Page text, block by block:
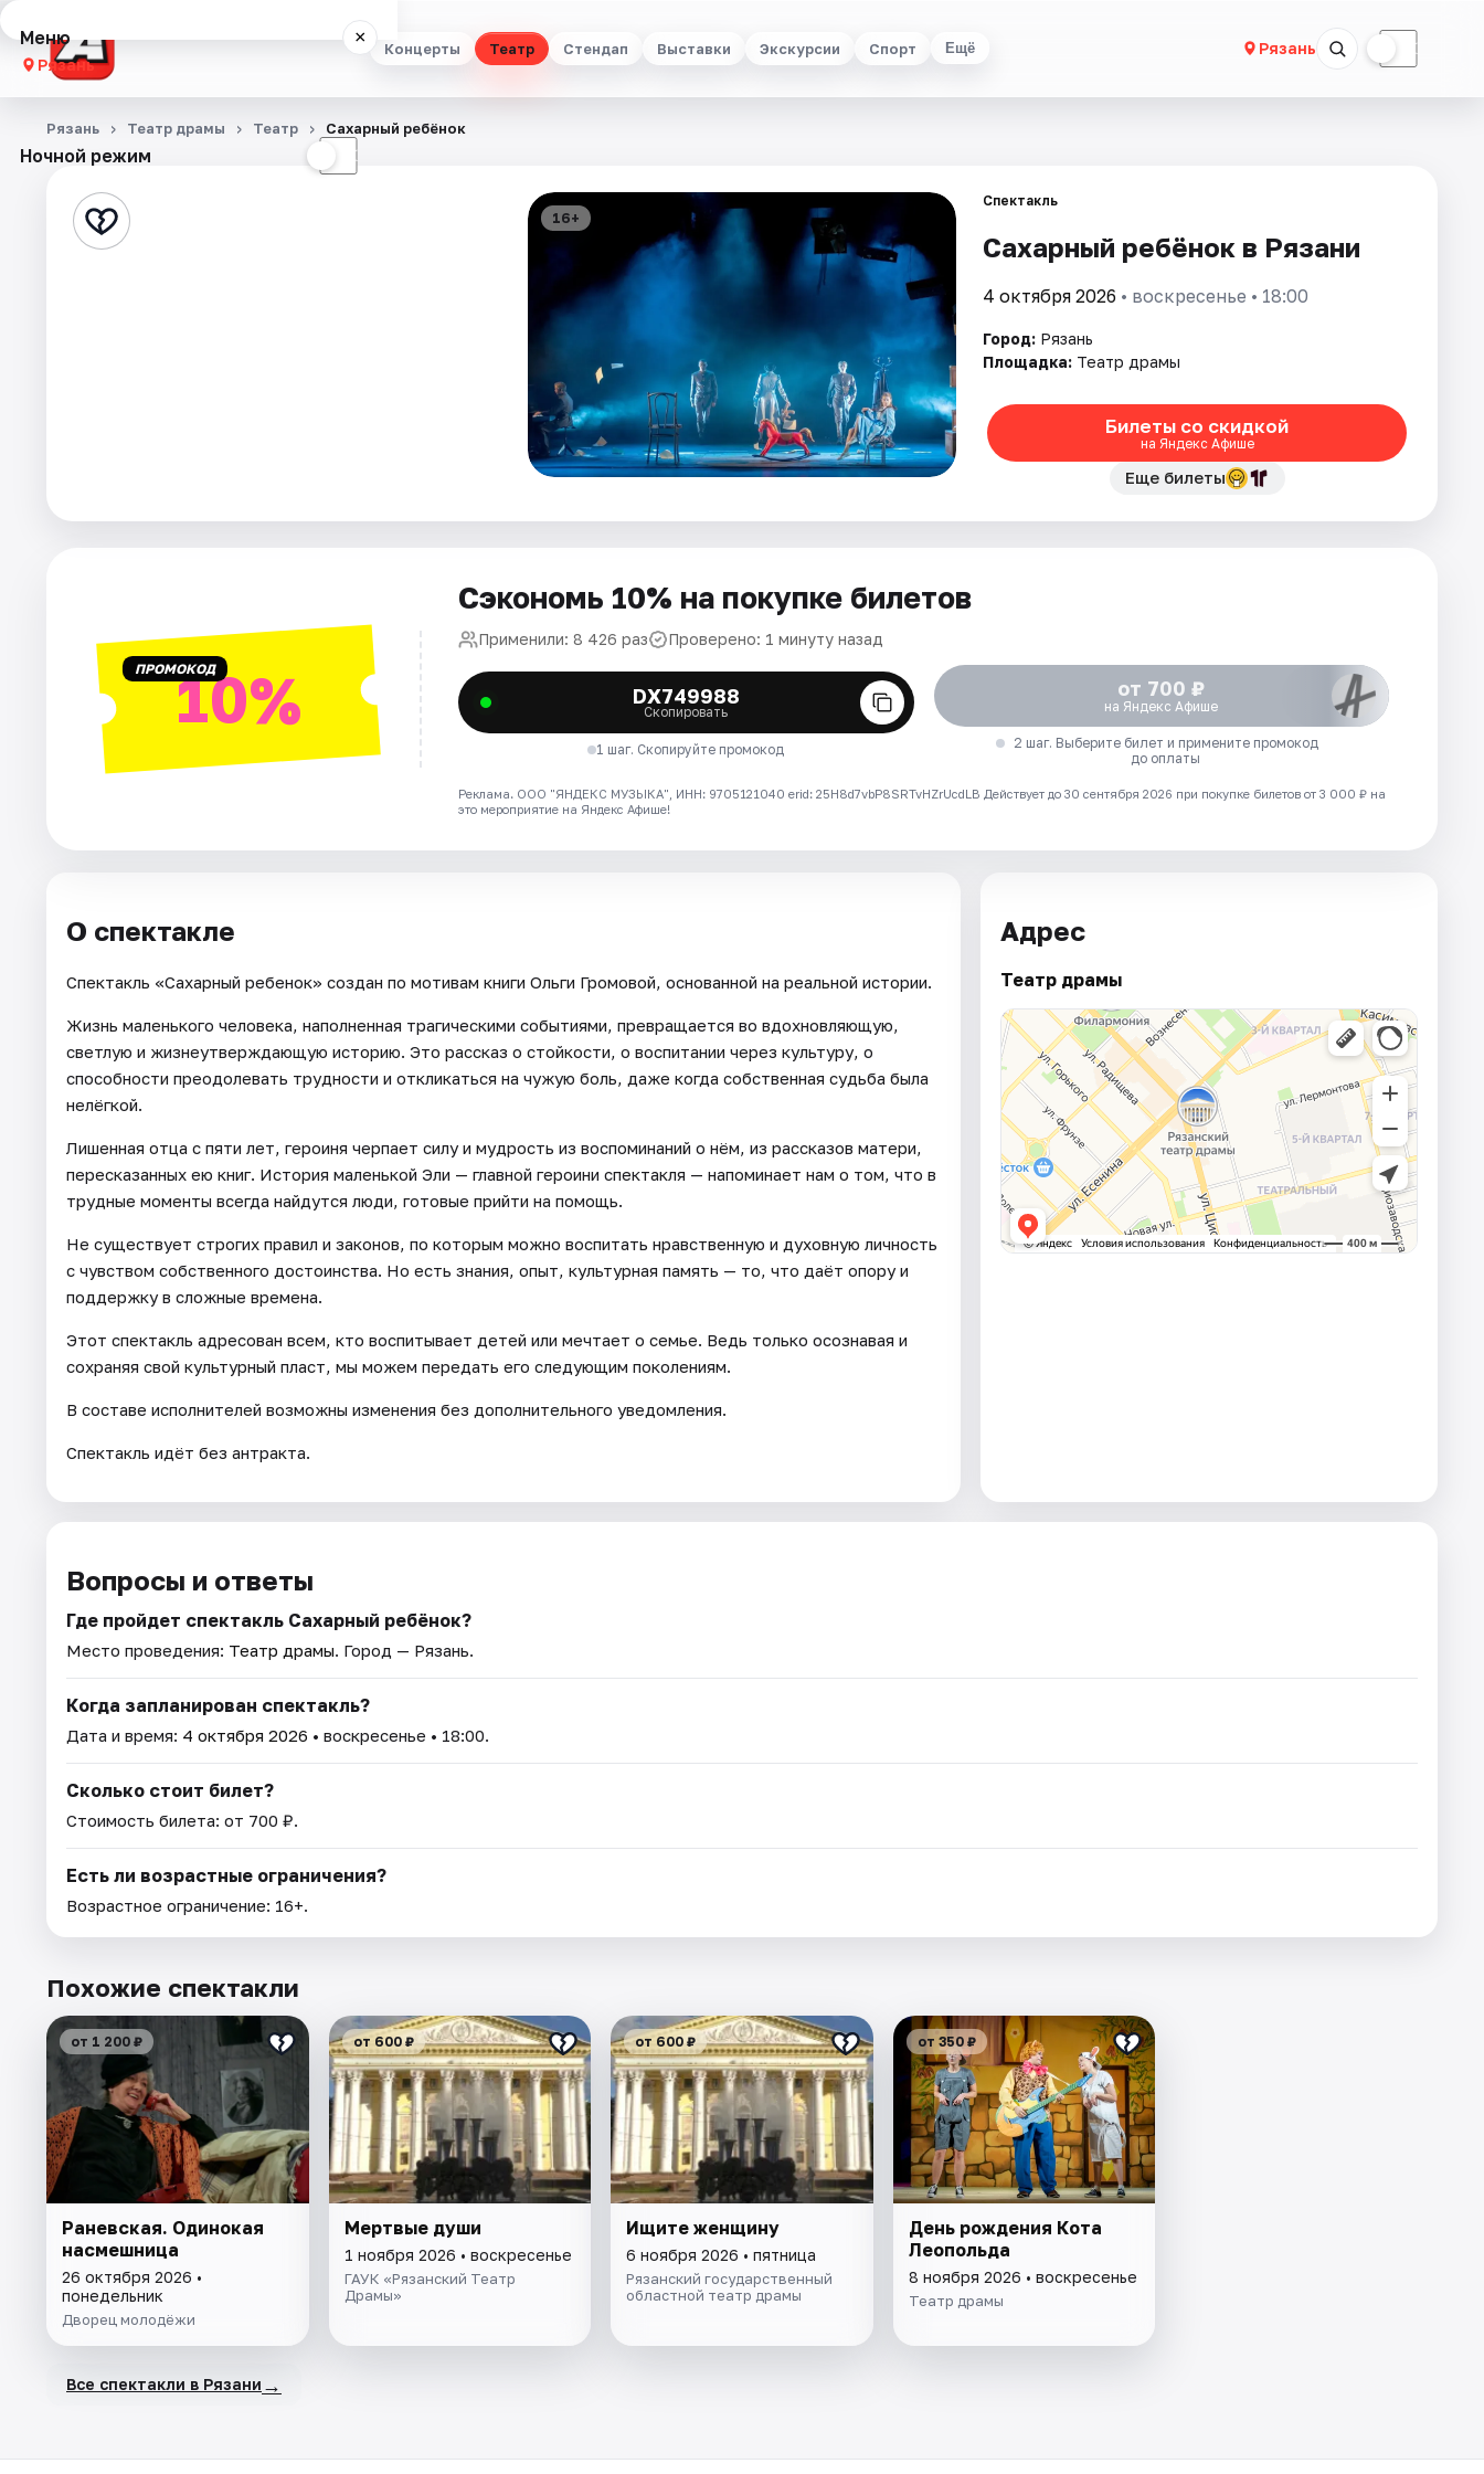
Концерты Театр Стендап Выставки Экскурсии Спорт Ещё Рязань ☾
Меню ×
Рязань
Концерты
Стендап
Рейтинги
Ночной режим ☾
Рязань Театр драмы Театр Сахарный ребёнок
16+
Спектакль
Сахарный ребёнок в Рязани
4 октября 2026 • воскресенье • 18:00
Город: Рязань
Площадка: Театр драмы
Билеты со скидкой
на Яндекс Афише
Еще билеты
ПРОМОКОД10%
Сэкономь 10% на покупке билетов
Применили: 8 426 раз Проверено: 1 минуту назад
DX749988
Скопировать
1 шаг. Скопируйте промокод
от 700 ₽
на Яндекс Афише
2 шаг. Выберите билет и примените промокод
до оплаты
Реклама. ООО "ЯНДЕКС МУЗЫКА", ИНН: 9705121040 erid: 25H8d7vbP8SRTvHZrUcdLB Действует до 30 сентября 2026 при покупке билетов от 3 000 ₽ на
это мероприятие на Яндекс Афише!
О спектакле
Спектакль «Сахарный ребенок» создан по мотивам книги Ольги Громовой, основанной на реальной истории.
Жизнь маленького человека, наполненная трагическими событиями, превращается во вдохновляющую,
светлую и жизнеутверждающую историю. Это рассказ о стойкости, о воспитании через культуру, о
способности преодолевать трудности и откликаться на чужую боль, даже когда собственная судьба была
нелёгкой.
Лишенная отца с пяти лет, героиня черпает силу и мудрость из воспоминаний о нём, из рассказов матери,
пересказанных ею книг. История маленькой Эли — главной героини спектакля — напоминает нам о том, что в
трудные моменты всегда найдутся люди, готовые прийти на помощь.
Не существует строгих правил и законов, по которым можно воспитать нравственную и духовную личность
с чувством собственного достоинства. Но есть знания, опыт, культурная память — то, что даёт опору и
поддержку в сложные времена.
Этот спектакль адресован всем, кто воспитывает детей или мечтает о семье. Ведь только осознавая и
сохраняя свой культурный пласт, мы можем передать его следующим поколениям.
В составе исполнителей возможны изменения без дополнительного уведомления.
Спектакль идёт без антракта.
Адрес
Театр драмы
Вопросы и ответы
Где пройдет спектакль Сахарный ребёнок?
Место проведения: Театр драмы. Город — Рязань.
Когда запланирован спектакль?
Дата и время: 4 октября 2026 • воскресенье • 18:00.
Сколько стоит билет?
Стоимость билета: от 700 ₽.
Есть ли возрастные ограничения?
Возрастное ограничение: 16+.
Похожие спектакли
от 1 200 ₽
Раневская. Одинокая
насмешница
26 октября 2026 •
понедельник
Дворец молодёжи
от 600 ₽
Мертвые души
1 ноября 2026 • воскресенье
ГАУК «Рязанский Театр
Драмы»
от 600 ₽
Ищите женщину
6 ноября 2026 • пятница
Рязанский государственный
областной театр драмы
от 350 ₽
День рождения Кота
Леопольда
8 ноября 2026 • воскресенье
Театр драмы
Все спектакли в Рязани →